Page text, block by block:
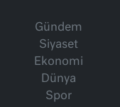
Gündem
Siyaset
Ekonomi
Dünya
Spor